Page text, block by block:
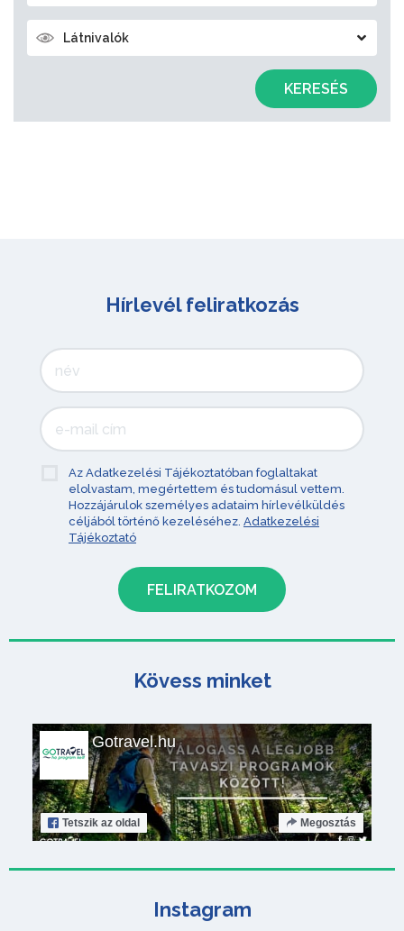
Látnivalók
KERESÉS
Hírlevél feliratkozás
Az Adatkezelési Tájékoztatóban foglaltakat
elolvastam, megértettem és tudomásul vettem.
Hozzájárulok személyes adataim hírlevélküldés
céljából történő kezeléséhez. Adatkezelési
Tájékoztató
Kövess minket
Gotravel.hu
Tetszik az oldal Megosztás
Instagram